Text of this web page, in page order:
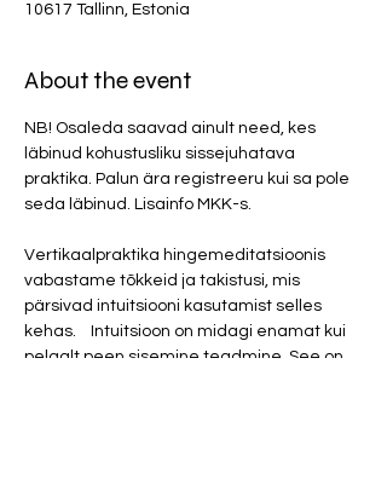
10617 Tallinn, Estonia
About the event
NB! Osaleda saavad ainult need, kes
läbinud kohustusliku sissejuhatava
praktika. Palun ära registreeru kui sa pole
seda läbinud. Lisainfo MKK-s.
Vertikaalpraktika hingemeditatsioonis
vabastame tõkkeid ja takistusi, mis
pärsivad intuitsiooni kasutamist selles
kehas.    Intuitsioon on midagi enamat kui
pelgalt peen sisemine teadmine. See on